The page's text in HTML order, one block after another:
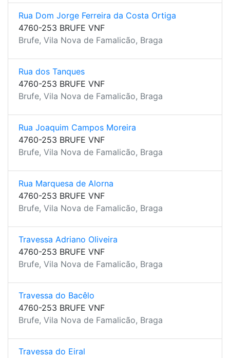
Rua Dom Jorge Ferreira da Costa Ortiga
4760-253 BRUFE VNF
Brufe, Vila Nova de Famalicão, Braga
Rua dos Tanques
4760-253 BRUFE VNF
Brufe, Vila Nova de Famalicão, Braga
Rua Joaquim Campos Moreira
4760-253 BRUFE VNF
Brufe, Vila Nova de Famalicão, Braga
Rua Marquesa de Alorna
4760-253 BRUFE VNF
Brufe, Vila Nova de Famalicão, Braga
Travessa Adriano Oliveira
4760-253 BRUFE VNF
Brufe, Vila Nova de Famalicão, Braga
Travessa do Bacêlo
4760-253 BRUFE VNF
Brufe, Vila Nova de Famalicão, Braga
Travessa do Eiral